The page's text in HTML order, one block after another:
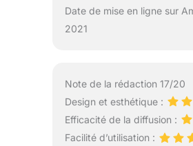
Date de mise en ligne sur
2021
Note de la rédaction 17/20
Design et esthétique :
Efficacité de la diffusion :
Facilité d’utilisation :